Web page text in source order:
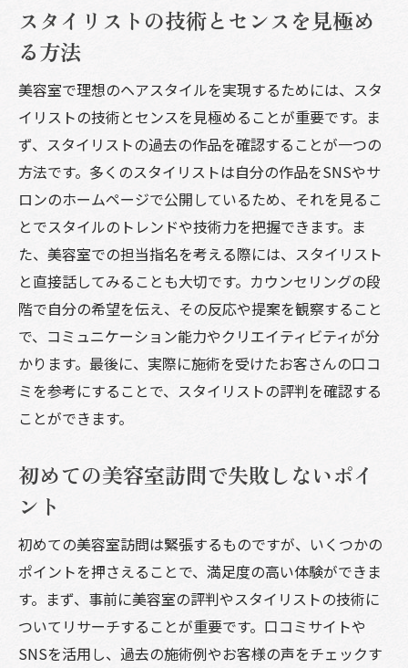
スタイリストの技術とセンスを見極め
る方法
美容室で理想のヘアスタイルを実現するためには、スタ
イリストの技術とセンスを見極めることが重要です。ま
ず、スタイリストの過去の作品を確認することが一つの
方法です。多くのスタイリストは自分の作品をSNSやサ
ロンのホームページで公開しているため、それを見るこ
とでスタイルのトレンドや技術力を把握できます。ま
た、美容室での担当指名を考える際には、スタイリスト
と直接話してみることも大切です。カウンセリングの段
階で自分の希望を伝え、その反応や提案を観察すること
で、コミュニケーション能力やクリエイティビティが分
かります。最後に、実際に施術を受けたお客さんの口コ
ミを参考にすることで、スタイリストの評判を確認する
ことができます。
初めての美容室訪問で失敗しないポイ
ント
初めての美容室訪問は緊張するものですが、いくつかの
ポイントを押さえることで、満足度の高い体験ができま
す。まず、事前に美容室の評判やスタイリストの技術に
ついてリサーチすることが重要です。口コミサイトや
SNSを活用し、過去の施術例やお客様の声をチェックす